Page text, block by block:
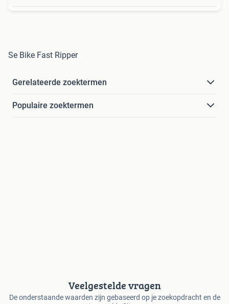
Se Bike Fast Ripper
Gerelateerde zoektermen
Populaire zoektermen
Veelgestelde vragen
De onderstaande waarden zijn gebaseerd op je zoekopdracht en de